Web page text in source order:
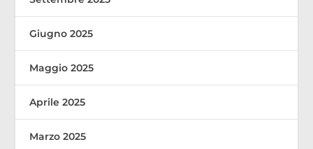
Giugno 2025
Maggio 2025
Aprile 2025
Marzo 2025